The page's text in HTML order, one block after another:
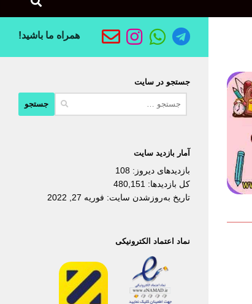
همراه ما باشید!
جستجو در سایت
آمار بازدید سایت
بازدیدهای دیروز: 108
کل بازدیدها: 480,151
تاریخ به‌روزشدن سایت: فوریه 27, 2022
نماد اعتماد الکترونیکی